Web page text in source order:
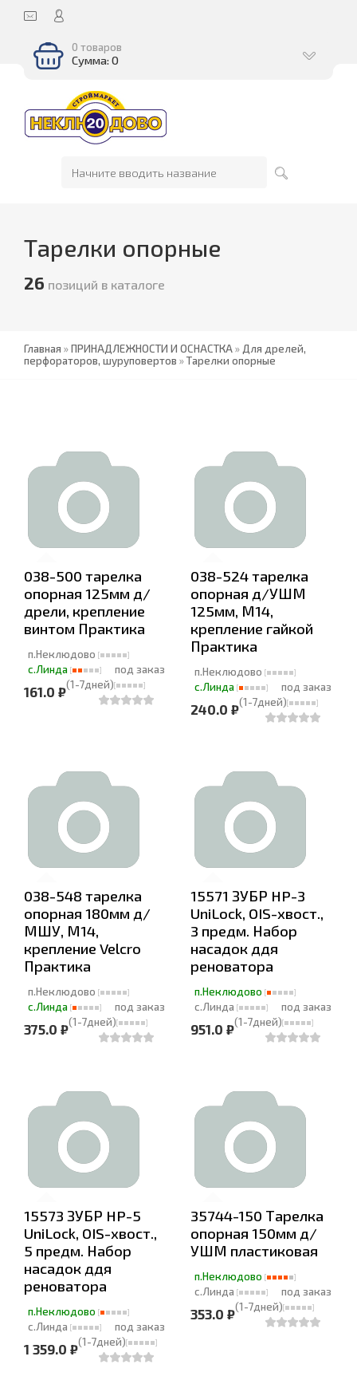
0 товаров
Сумма: 0
Тарелки опорные
26 позиций в каталоге
Главная »ПРИНАДЛЕЖНОСТИ И ОСНАСТКА» Для дрелей,
перфораторов, шуруповертов »Тарелки опорные
038-500 тарелка
опорная 125мм д/
дрели, крепление
винтом Практика
п.Неклюдово
с.Линда
под заказ
(1-7дней)
161.0 ₽
038-524 тарелка
опорная д/УШМ
125мм, М14,
крепление гайкой
Практика
п.Неклюдово
с.Линда
под заказ
(1-7дней)
240.0 ₽
038-548 тарелка
опорная 180мм д/
МШУ, М14,
крепление Velcro
Практика
п.Неклюдово
с.Линда
под заказ
(1-7дней)
375.0 ₽
15571 ЗУБР HP-3
UniLock, OIS-хвост.,
3 предм. Набор
насадок ддя
реноватора
п.Неклюдово
с.Линда
под заказ
(1-7дней)
951.0 ₽
15573 ЗУБР HP-5
UniLock, OIS-хвост.,
5 предм. Набор
насадок ддя
реноватора
п.Неклюдово
с.Линда
под заказ
(1-7дней)
1 359.0 ₽
35744-150 Тарелка
опорная 150мм д/
УШМ пластиковая
п.Неклюдово
с.Линда
под заказ
(1-7дней)
353.0 ₽